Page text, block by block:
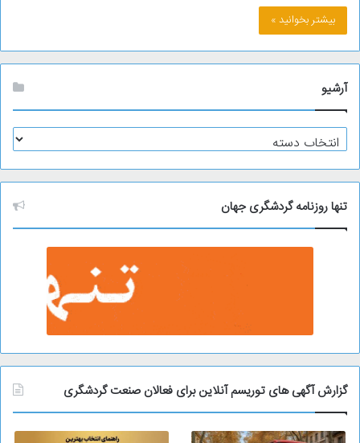
بیشتر بخوانید »
آرشیو
آ
ر
ش
ی
و
تنها روزنامه گردشگری جهان
گزارش آگهی های توریسم آنلاین برای فعالان صنعت گردشگری